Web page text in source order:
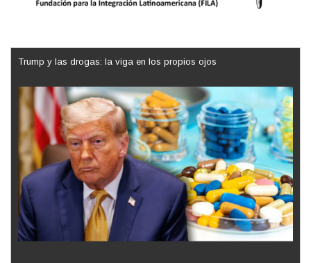
Trump y las drogas: la viga en los propios ojos